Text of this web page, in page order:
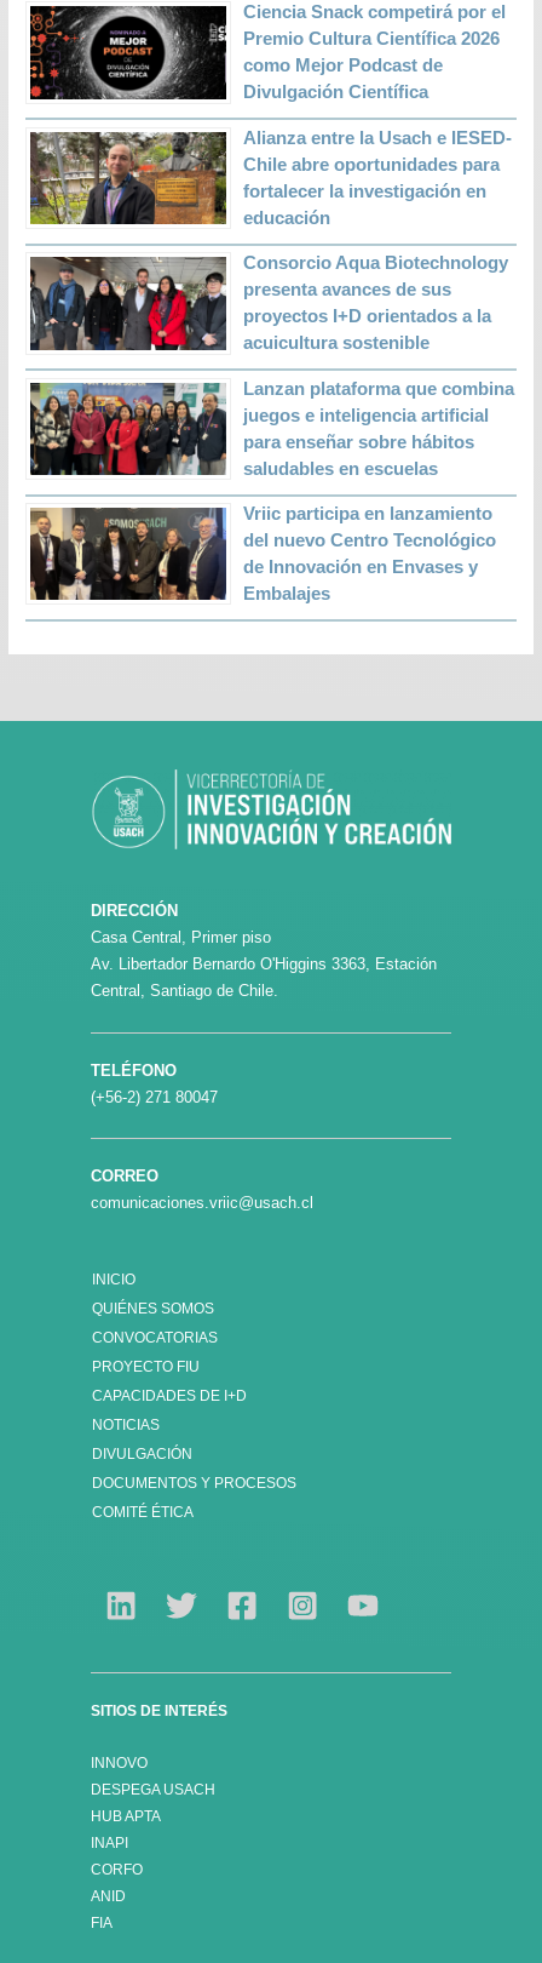
Ciencia Snack competirá por el
Premio Cultura Científica 2026
como Mejor Podcast de
Divulgación Científica
Alianza entre la Usach e IESED-
Chile abre oportunidades para
fortalecer la investigación en
educación
Consorcio Aqua Biotechnology
presenta avances de sus
proyectos I+D orientados a la
acuicultura sostenible
Lanzan plataforma que combina
juegos e inteligencia artificial
para enseñar sobre hábitos
saludables en escuelas
Vriic participa en lanzamiento
del nuevo Centro Tecnológico
de Innovación en Envases y
Embalajes
DIRECCIÓN
Casa Central, Primer piso
Av. Libertador Bernardo O'Higgins 3363, Estación
Central, Santiago de Chile.
TELÉFONO
(+56-2) 271 80047
CORREO
comunicaciones.vriic@usach.cl
INICIO
QUIÉNES SOMOS
CONVOCATORIAS
PROYECTO FIU
CAPACIDADES DE I+D
NOTICIAS
DIVULGACIÓN
DOCUMENTOS Y PROCESOS
COMITÉ ÉTICA
SITIOS DE INTERÉS
INNOVO
DESPEGA USACH
HUB APTA
INAPI
CORFO
ANID
FIA